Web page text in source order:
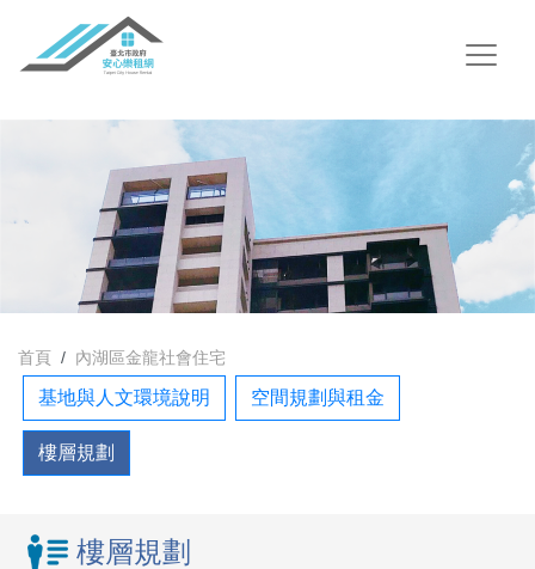
首頁 內湖區金龍社會住宅
基地與人文環境說明 空間規劃與租金
樓層規劃
樓層規劃